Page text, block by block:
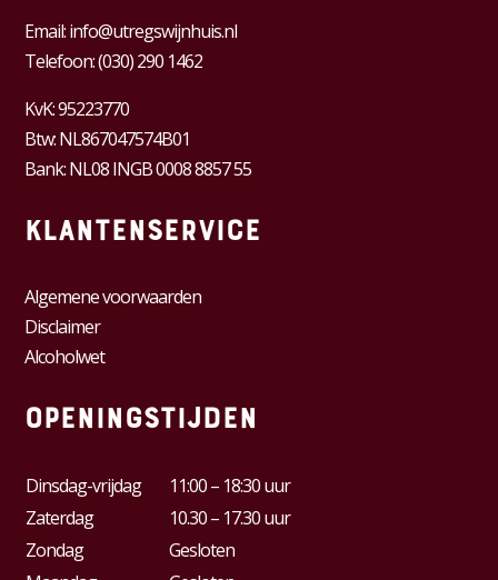
Email:info@utregswijnhuis.nl
Telefoon:(030) 290 1462
KvK:95223770
Btw:NL867047574B01
Bank: NL08 INGB 0008 8857 55
Klantenservice
Algemene voorwaarden
Disclaimer
Alcoholwet
Openingstijden
Dinsdag-vrijdag
11:00 – 18:30 uur
Zaterdag
10.30 – 17.30 uur
Zondag
Gesloten